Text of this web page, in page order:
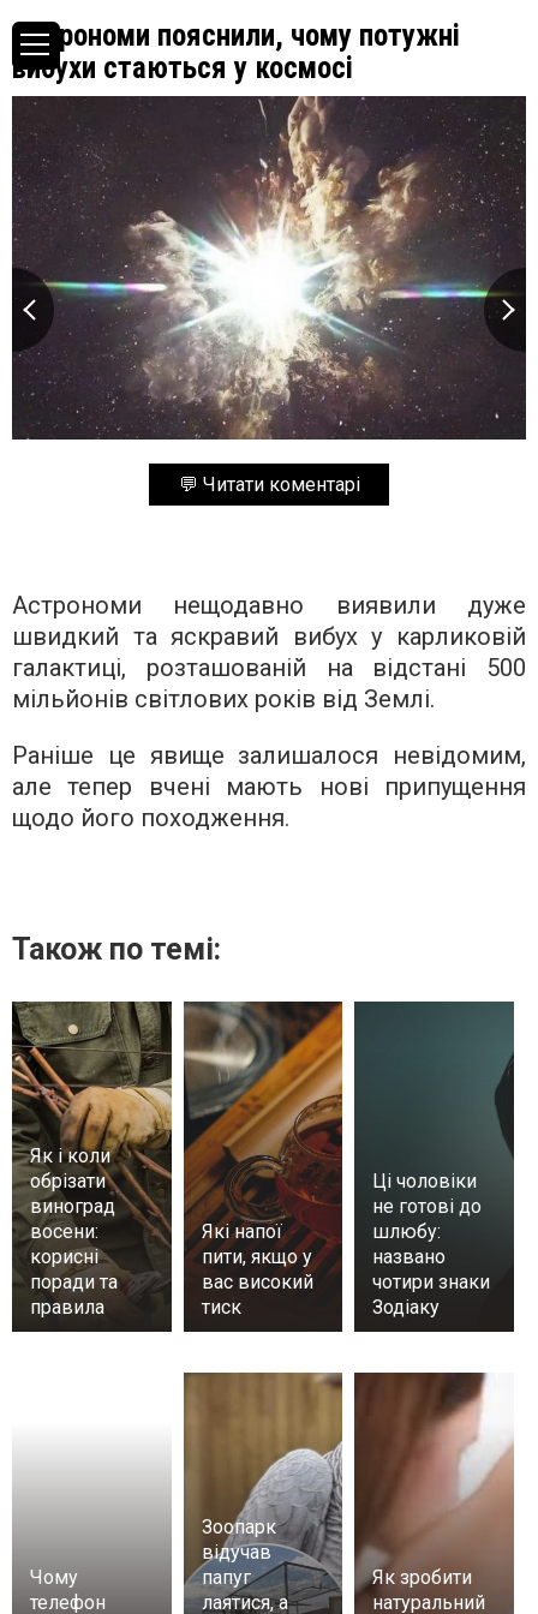
Астрономи пояснили, чому потужні
вибухи стаються у космосі
💬 Читати коментарі
Астрономи нещодавно виявили дуже
швидкий та яскравий вибух у карликовій
галактиці, розташованій на відстані 500
мільйонів світлових років від Землі.
Раніше це явище залишалося невідомим,
але тепер вчені мають нові припущення
щодо його походження.
Також по темі:
Як і коли
обрізати
виноград
восени:
корисні
поради та
правила
Які напої
пити, якщо у
вас високий
тиск
Ці чоловіки
не готові до
шлюбу:
названо
чотири знаки
Зодіаку
Чому
телефон
Зоопарк
відучав
папуг
лаятися, а
Як зробити
натуральний